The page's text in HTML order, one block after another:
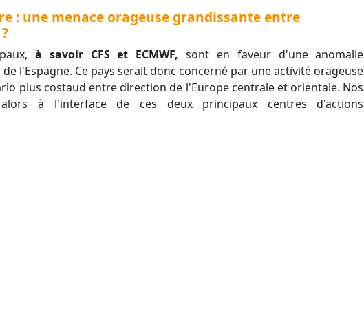
: une menace orageuse grandissante entre
à savoir CFS et ECMWF, sont en faveur d'une anomalie
l'Espagne. Ce pays serait donc concerné par une activité orageuse
plus costaud entre direction de l'Europe centrale et orientale. Nos
alors à l'interface de ces deux principaux centres d'actions